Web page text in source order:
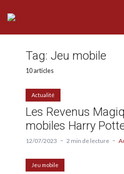
Tag: Jeu mobile
10 articles
Actualité
Les Revenus
mobiles Harry
12/07/2023 2 min de lecture
Jeu mobile